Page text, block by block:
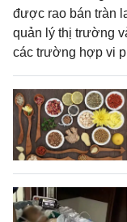
được rao bán tràn
quản lý thị trường
các trường hợp vi